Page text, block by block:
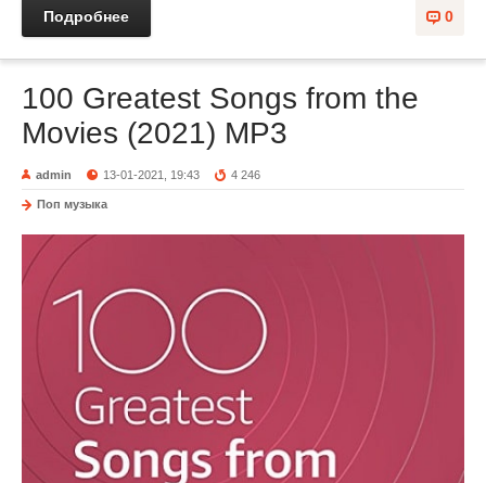
0
Подробнее
100 Greatest Songs from the
Movies (2021) MP3
admin 13-01-2021, 19:43 4 246
Поп музыка